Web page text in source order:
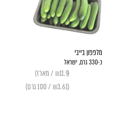
מלפפון בייבי
כ-330 גרם, ישראל
(₪11.9 / מארז)
(₪3.61 / 100 גרם)